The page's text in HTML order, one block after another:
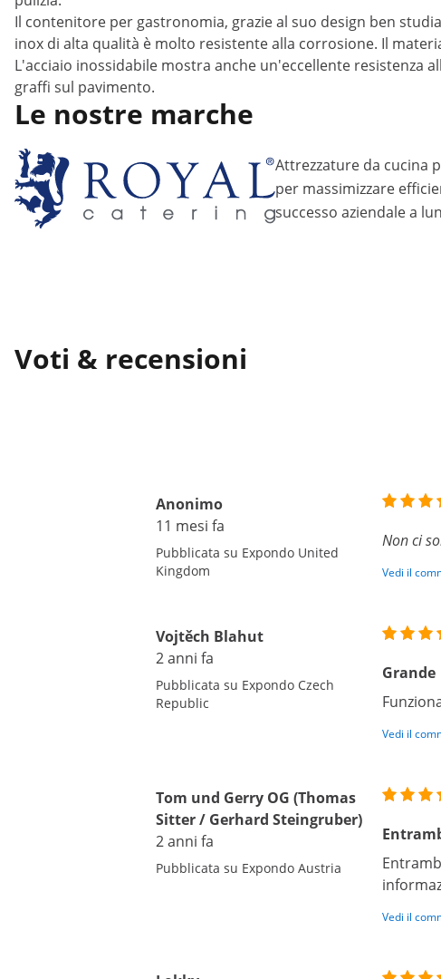
Il contenitore per gastronomia, grazie al suo design ben
inox di alta qualità è molto resistente alla corrosione. Il
L'acciaio inossidabile mostra anche un'eccellente resistenza
graffi sul pavimento.
Le nostre marche
Attrezzature da cucina
per massimizzare
successo aziendale a
Voti & recensioni
Anonimo
11 mesi fa
Pubblicata su Expondo United
Kingdom
Non ci
Vedi il
Vojtěch Blahut
2 anni fa
Pubblicata su Expondo Czech
Republic
Grande
Vedi il
Tom und Gerry OG (Thomas
Sitter / Gerhard Steingruber)
2 anni fa
Pubblicata su Expondo Austria
Vedi il